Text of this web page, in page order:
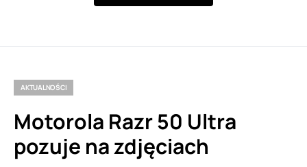
AKTUALNOŚCI
Motorola Razr 50 Ultra
pozuje na zdjęciach